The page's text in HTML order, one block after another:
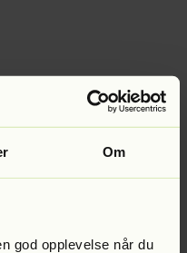
Om
god opplevelse når du